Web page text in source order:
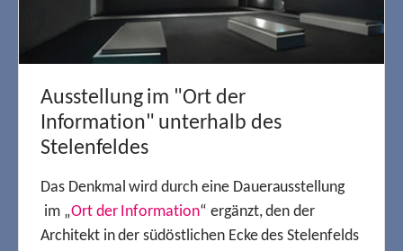
Ausstellung im "Ort der
Information" unterhalb des
Stelenfeldes
Das Denkmal wird durch eine Dauerausstellung
im „Ort der Information“ ergänzt, den der
Architekt in der südöstlichen Ecke des Stelenfelds